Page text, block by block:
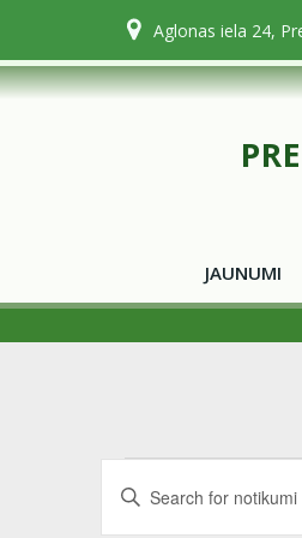
content
Aglonas iela 24,
JAUNUMI
notikumin
Enter